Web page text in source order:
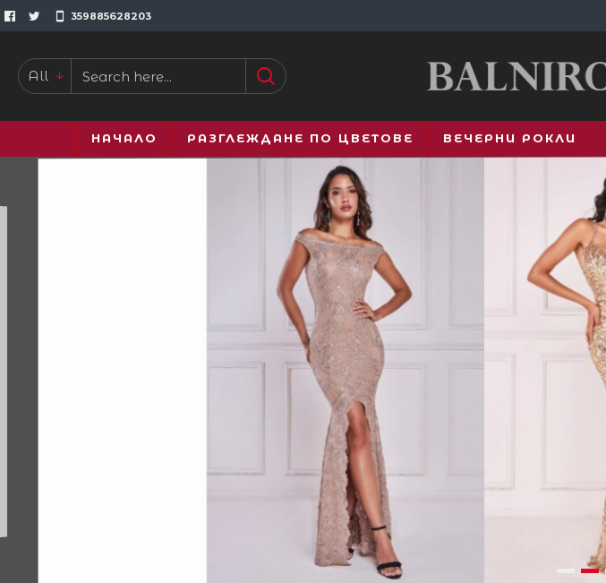
359885628203
All
НАЧАЛО РАЗГЛЕЖДАНЕ ПО ЦВЕТОВЕ ВЕЧЕРНИ РОКЛИ